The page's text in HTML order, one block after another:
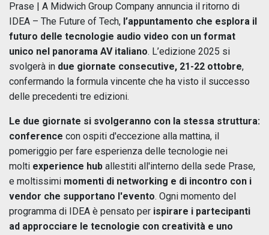
Prase | A Midwich Group Company annuncia il ritorno di
IDEA – The Future of Tech, l’appuntamento che esplora il
futuro delle tecnologie audio video con un format
unico nel panorama AV italiano. L’edizione 2025 si
svolgerà in due giornate consecutive, 21-22 ottobre,
confermando la formula vincente che ha visto il successo
delle precedenti tre edizioni.
Le due giornate si svolgeranno con la stessa struttura:
conference con ospiti d'eccezione alla mattina, il
pomeriggio per fare esperienza delle tecnologie nei
molti experience hub allestiti all'interno della sede Prase,
e moltissimi momenti di networking e di incontro con i
vendor che supportano l'evento. Ogni momento del
programma di IDEA è pensato per ispirare i partecipanti
ad approcciare le tecnologie con creatività e uno